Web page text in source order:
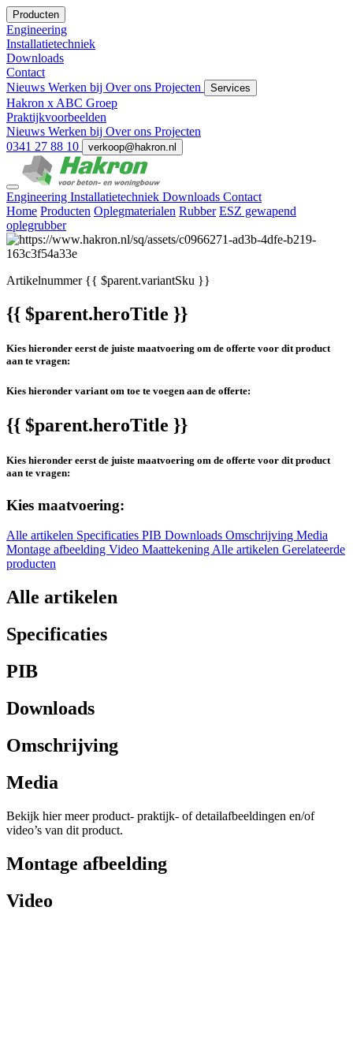
Producten
Engineering
Installatietechniek
Downloads
Contact
Nieuws Werken bij Over ons Projecten Services
Hakron x ABC Groep
Praktijkvoorbeelden
Nieuws Werken bij Over ons Projecten
0341 27 88 10
verkoop@hakron.nl
Engineering Installatietechniek Downloads Contact
Home Producten Oplegmaterialen Rubber ESZ gewapend
oplegrubber
Artikelnummer{{ $parent.variantSku }}
{{ $parent.heroTitle }}
Kies hieronder eerst de juiste maatvoering om de offerte voor dit product
aan te vragen:
Kies hieronder variant om toe te voegen aan de offerte:
{{ $parent.heroTitle }}
Kies hieronder eerst de juiste maatvoering om de offerte voor dit product
aan te vragen:
Kies maatvoering:
Alle artikelen Specificaties PIB Downloads Omschrijving Media
Montage afbeelding Video MaattekeningAlle artikelen Gerelateerde
producten
Alle artikelen
Specificaties
PIB
Downloads
Omschrijving
Media
Bekijk hier meer product- praktijk- of detailafbeeldingen en/of
video’s van dit product.
Montage afbeelding
Video